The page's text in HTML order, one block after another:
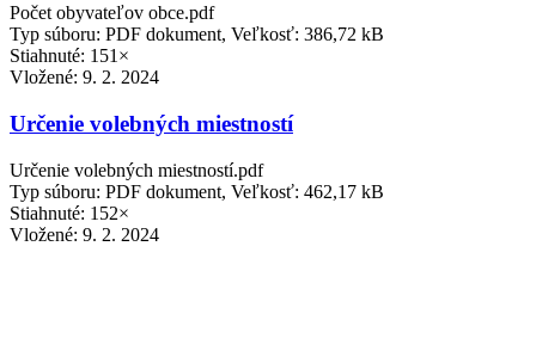
Počet obyvateľov obce.pdf
Typ súboru: PDF dokument, Veľkosť: 386,72 kB
Stiahnuté: 151×
Vložené: 9. 2. 2024
Určenie volebných miestností
Určenie volebných miestností.pdf
Typ súboru: PDF dokument, Veľkosť: 462,17 kB
Stiahnuté: 152×
Vložené: 9. 2. 2024